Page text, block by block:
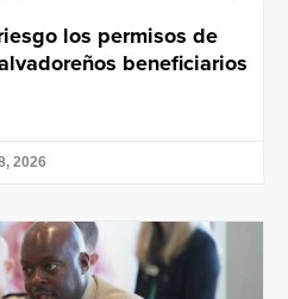
los permisos de
beneficiarios
2026